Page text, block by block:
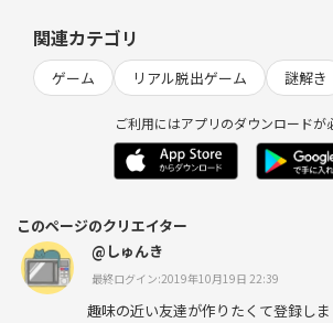
関連カテゴリ
ゲーム リアル脱出ゲーム 謎解き
ご利用にはアプリのダウンロードが
このページのクリエイター
@しゅんき
最終ログイン:2019年10月19日 22:39
趣味の近い友達が作りたくて登録しま